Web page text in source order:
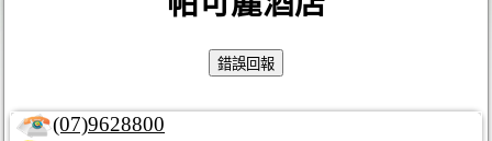
(07)9628800